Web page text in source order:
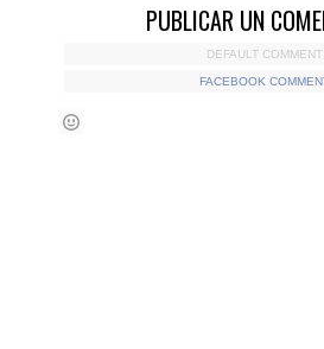
PUBLICAR UN
DEFAULT
FACEBOOK